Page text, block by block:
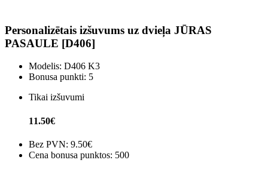
Personalizētais izšuvums uz dvieļa JŪRAS
PASAULE [D406]
Modelis: D406 K3
Bonusa punkti: 5
Tikai izšuvumi
11.50€
Bez PVN: 9.50€
Cena bonusa punktos: 500